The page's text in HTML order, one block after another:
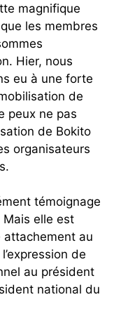
magnifique
les membres
Hier, nous
eu à une forte
de
peux ne pas
de Bokito
organisateurs
témoignage
elle est
attachement au
de
au président
national du